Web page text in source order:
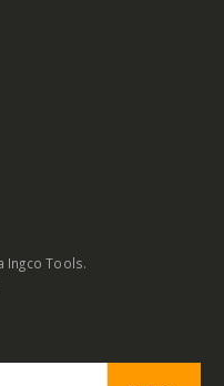
Ingco Tools.